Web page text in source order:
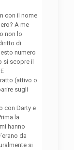
con il nome
A me
non lo
di
numero
si scopre il
(attivo o
sugli
con Darty e
la
hanno
da
si